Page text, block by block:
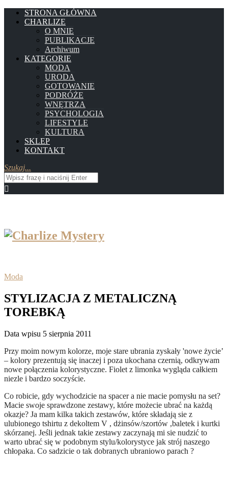
STRONA GŁÓWNA
CHARLIZE
O MNIE
PUBLIKACJE
Archiwum
KATEGORIE
MODA
URODA
GOTOWANIE
PODRÓŻE
WNĘTRZA
PSYCHOLOGIA
LIFESTYLE
KULTURA
SKLEP
KONTAKT
Szukaj...
Moda
STYLIZACJA Z METALICZNĄ
TOREBKĄ
Data wpisu 5 sierpnia 2011
Przy moim nowym kolorze, moje stare ubrania zyskały 'nowe życie’
– kolory prezentują się inaczej i poza ukochana czernią, odkrywam
nowe połączenia kolorystyczne. Fiolet z limonka wygląda całkiem
niezle i bardzo soczyście.
Co robicie, gdy wychodzicie na spacer a nie macie pomysłu na set?
Macie swoje sprawdzone zestawy, które możecie ubrać na każdą
okazje? Ja mam kilka takich zestawów, które składają sie z
ulubionego tshirtu z dekoltem V , dżinsów/szortów ,baletek i kurtki
skórzanej. Jeśli jednak takie zestawy zaczynają mi sie nudzić to
warto ubrać się w podobnym stylu/kolorystyce jak strój naszego
chłopaka. Co sadzicie o tak dobranych ubraniowo parach ?